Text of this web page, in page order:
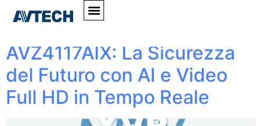
Tag:#RilevamentoAI
AVZ4117AIX: La Sicurezza
del Futuro con AI e Video
Full HD in Tempo Reale